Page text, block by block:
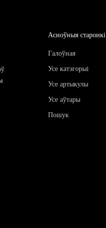
Асноўныя старонкі
Галоўная
Усе катэгорыі
Усе артыкулы
Усе аўтары
Пошук